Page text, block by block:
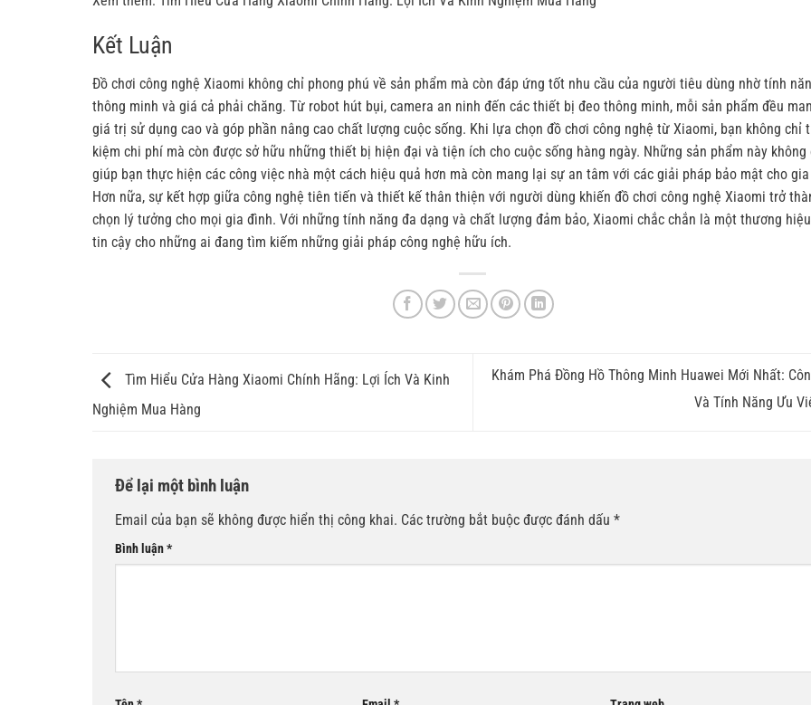
Kết Luận
Đồ chơi công nghệ Xiaomi không chỉ phong phú về sản phẩm mà còn đáp ứng tốt nhu cầu của người tiêu dùng nhờ tính
thông minh và giá cả phải chăng. Từ robot hút bụi, camera an ninh đến các thiết bị đeo thông minh, mỗi sản phẩm đều
giá trị sử dụng cao và góp phần nâng cao chất lượng cuộc sống. Khi lựa chọn đồ chơi công nghệ từ Xiaomi, bạn không chỉ
kiệm chi phí mà còn được sở hữu những thiết bị hiện đại và tiện ích cho cuộc sống hàng ngày. Những sản phẩm này không
giúp bạn thực hiện các công việc nhà một cách hiệu quả hơn mà còn mang lại sự an tâm với các giải pháp bảo mật cho
Hơn nữa, sự kết hợp giữa công nghệ tiên tiến và thiết kế thân thiện với người dùng khiến đồ chơi công nghệ Xiaomi trở
chọn lý tưởng cho mọi gia đình. Với những tính năng đa dạng và chất lượng đảm bảo, Xiaomi chắc chắn là một thương
tin cậy cho những ai đang tìm kiếm những giải pháp công nghệ hữu ích.
Tìm Hiểu Cửa Hàng Xiaomi Chính Hãng: Lợi Ích Và Kinh
Nghiệm Mua Hàng
Khám Phá Đồng Hồ Thông Minh Huawei Mới Nhất:
Và Tính Năng Ưu
Để lại một bình luận
Email của bạn sẽ không được hiển thị công khai. Các trường bắt buộc được đánh dấu *
Bình luận*